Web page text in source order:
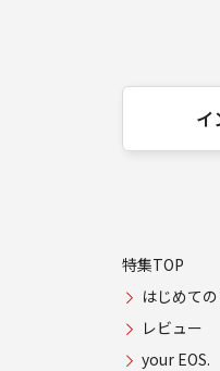
イ
特集TOP
はじめて
レビュー
your EOS.